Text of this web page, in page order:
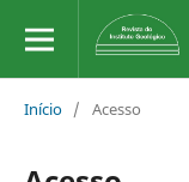
Início / Acesso